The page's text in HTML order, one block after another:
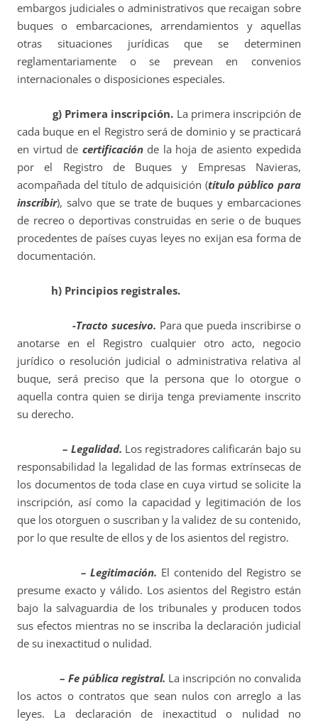
embargos judiciales o administrativos que recaigan sobre
buques o embarcaciones, arrendamientos y aquellas
otras situaciones jurídicas que se determinen
reglamentariamente o se prevean en convenios
internacionales o disposiciones especiales.
g) Primera inscripción. La primera inscripción de
cada buque en el Registro será de dominio y se practicará
en virtud de certificaciónde la hoja de asiento expedida
por el Registro de Buques y Empresas Navieras,
acompañada del título de adquisición (título público para
inscribir), salvo que se trate de buques y embarcaciones
de recreo o deportivas construidas en serie o de buques
procedentes de países cuyas leyes no exijan esa forma de
documentación.
h) Principios registrales.
-Tracto sucesivo. Para que pueda inscribirse o
anotarse en el Registro cualquier otro acto, negocio
jurídico o resolución judicial o administrativa relativa al
buque, será preciso que la persona que lo otorgue o
aquella contra quien se dirija tenga previamente inscrito
su derecho.
– Legalidad. Los registradores calificarán bajo su
responsabilidad la legalidad de las formas extrínsecas de
los documentos de toda clase en cuya virtud se solicite la
inscripción, así como la capacidad y legitimación de los
que los otorguen o suscriban y la validez de su contenido,
por lo que resulte de ellos y de los asientos del registro.
– Legitimación. El contenido del Registro se
presume exacto y válido. Los asientos del Registro están
bajo la salvaguardia de los tribunales y producen todos
sus efectos mientras no se inscriba la declaración judicial
de su inexactitud o nulidad.
– Fe pública registral. La inscripción no convalida
los actos o contratos que sean nulos con arreglo a las
leyes. La declaración de inexactitud o nulidad no